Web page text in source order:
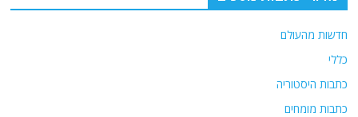
חדשות מהעולם
כללי
כתבות היסטוריה
כתבות מומחים